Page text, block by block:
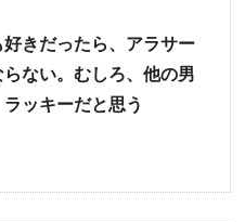
好きだったら、アラサー
ない。むしろ、他の男
ッキーだと思う